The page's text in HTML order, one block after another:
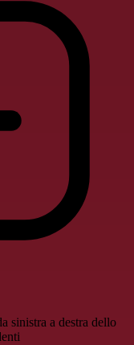
sinistra a destra dello